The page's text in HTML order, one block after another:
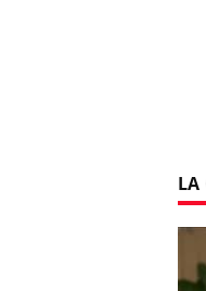
LA